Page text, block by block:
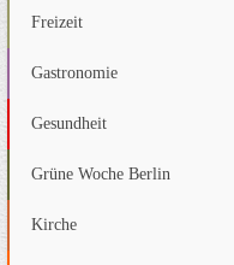
Freizeit
Gastronomie
Gesundheit
Grüne Woche Berlin
Kirche